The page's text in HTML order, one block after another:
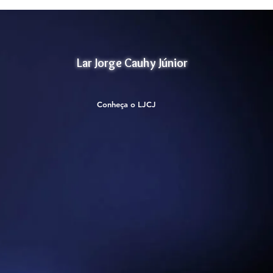
Lar Jorge Cauhy Júnior
Conheça o LJCJ